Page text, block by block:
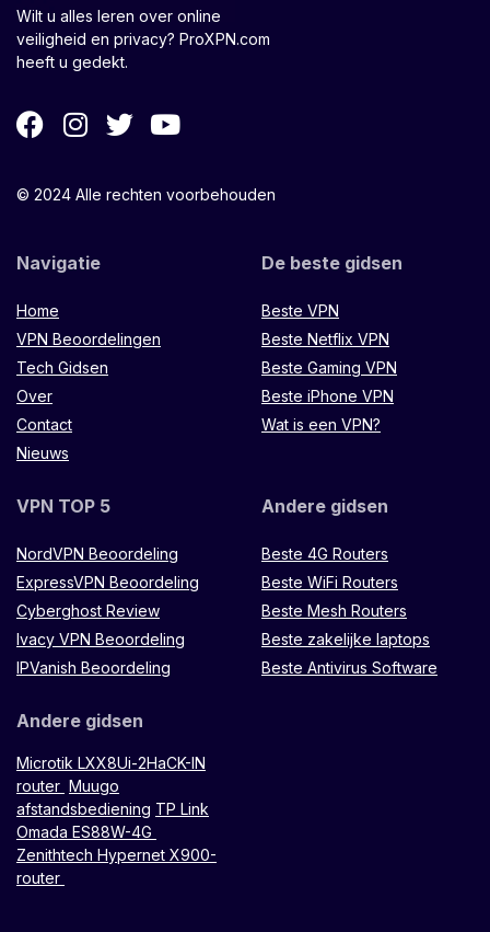
Wilt u alles leren over online
veiligheid en privacy? ProXPN.com
heeft u gedekt.
© 2024 Alle rechten voorbehouden
Navigatie
Home
VPN Beoordelingen
Tech Gidsen
Over
Contact
Nieuws
De beste gidsen
Beste VPN
Beste Netflix VPN
Beste Gaming VPN
Beste iPhone VPN
Wat is een VPN?
VPN TOP 5
NordVPN Beoordeling
ExpressVPN Beoordeling
Cyberghost Review
Ivacy VPN Beoordeling
IPVanish Beoordeling
Andere gidsen
Beste 4G Routers
Beste WiFi Routers
Beste Mesh Routers
Beste zakelijke laptops
Beste Antivirus Software
Andere gidsen
Microtik LXX8Ui-2HaCK-IN
router Muugo
afstandsbediening TP Link
Omada ES88W-4G
Zenithtech Hypernet X900-
router